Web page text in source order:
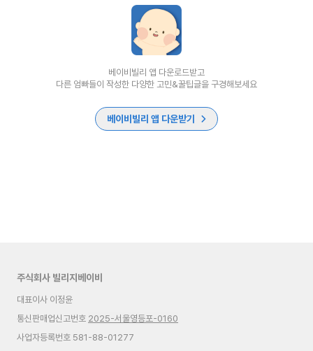
베이비빌리 앱 다운로드받고
다른 엄빠들이 작성한 다양한 고민&꿀팁글을 구경해보세요
베이비빌리 앱 다운받기
주식회사 빌리지베이비
대표이사 이정윤
통신판매업신고번호 2025-서울영등포-0160
사업자등록번호 581-88-01277